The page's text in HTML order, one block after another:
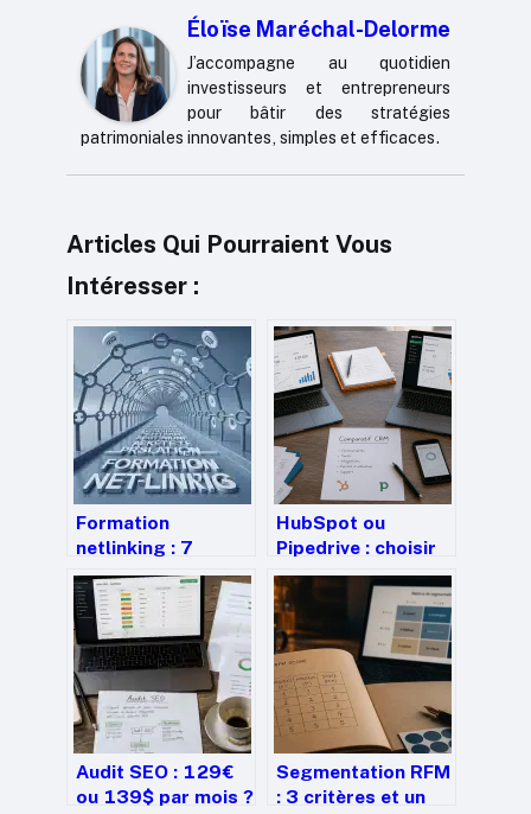
Éloïse Maréchal-Delorme
J’accompagne au quotidien
investisseurs et entrepreneurs
pour bâtir des stratégies
patrimoniales innovantes, simples et efficaces.
Articles Qui Pourraient Vous
Intéresser :
Formation
netlinking : 7
heures pour
sécuriser vos
backlinks et éviter
les pénalités
Google
HubSpot ou
Pipedrive : choisir
entre puissance
marketing et
efficacité
commerciale
Audit SEO : 129€
ou 139$ par mois ?
Segmentation RFM
: 3 critères et un